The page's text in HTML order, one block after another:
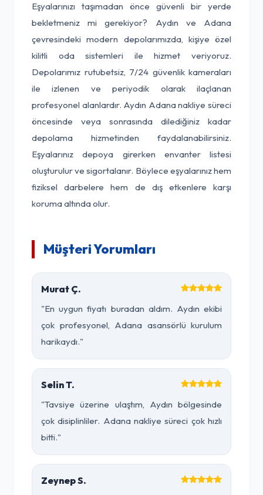
Eşyalarınızı taşımadan önce güvenli bir yerde
bekletmeniz mi gerekiyor? Aydın ve Adana
çevresindeki modern depolarımızda, kişiye özel
kilitli oda sistemleri ile hizmet veriyoruz.
Depolarımız rutubetsiz, 7/24 güvenlik kameraları
ile izlenen ve periyodik olarak ilaçlanan
profesyonel alanlardır. Aydın Adana nakliye süreci
öncesinde veya sonrasında dilediğiniz kadar
depolama hizmetinden faydalanabilirsiniz.
Eşyalarınız depoya girerken envanter listesi
oluşturulur ve sigortalanır. Böylece eşyalarınız hem
fiziksel darbelere hem de dış etkenlere karşı
koruma altında olur.
Müşteri Yorumları
Murat Ç.
"En uygun fiyatı buradan aldım. Aydın ekibi
çok profesyonel, Adana asansörlü kurulum
harikaydı."
Selin T.
"Tavsiye üzerine ulaştım, Aydın bölgesinde
çok disiplinliler. Adana nakliye süreci çok hızlı
bitti."
Zeynep S.